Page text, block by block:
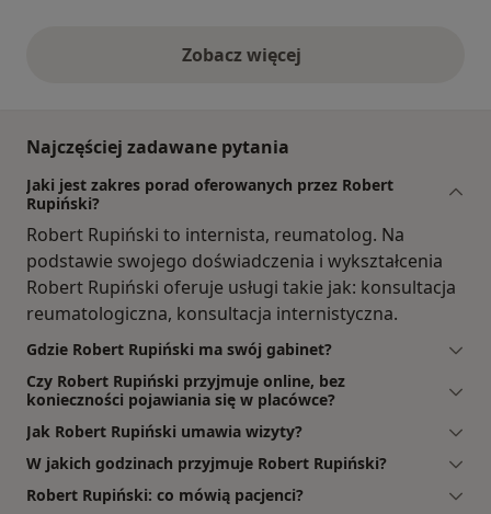
Zobacz więcejopinie powyżej
Najczęściej zadawane pytania
Jaki jest zakres porad oferowanych przez Robert
Rupiński?
Robert Rupiński to internista, reumatolog. Na
podstawie swojego doświadczenia i wykształcenia
Robert Rupiński oferuje usługi takie jak: konsultacja
reumatologiczna, konsultacja internistyczna.
Gdzie Robert Rupiński ma swój gabinet?
Czy Robert Rupiński przyjmuje online, bez
konieczności pojawiania się w placówce?
Jak Robert Rupiński umawia wizyty?
W jakich godzinach przyjmuje Robert Rupiński?
Robert Rupiński: co mówią pacjenci?